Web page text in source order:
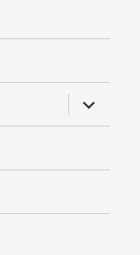
anzeigen